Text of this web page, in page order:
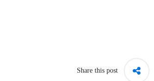
Share this post